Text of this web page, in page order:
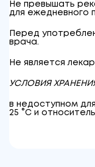
Не превышать
для ежедневного
Перед
врача.
Не является
УСЛОВИЯ
в недоступном
25 °C и